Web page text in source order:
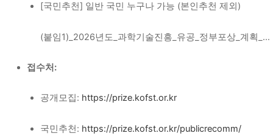
[국민추천] 일반 국민 누구나 가능 (본인추천 제외)
(붙임1)_2026년도_과학기술진흥_유공_정부포상_계획_…
접수처:
공개모집: https://prize.kofst.or.kr
국민추천: https://prize.kofst.or.kr/publicrecomm/